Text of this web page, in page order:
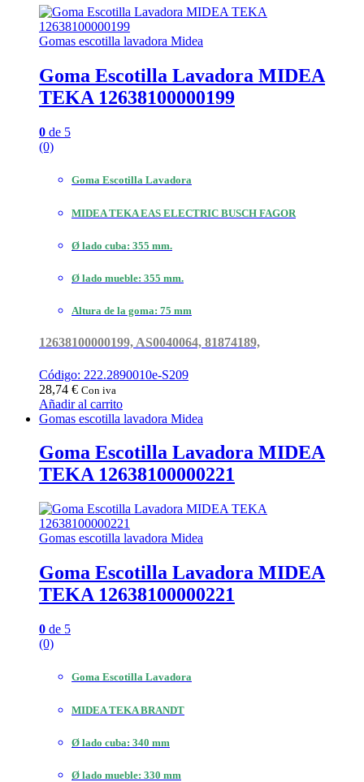
Gomas escotilla lavadora Midea
Goma Escotilla Lavadora MIDEA
TEKA 12638100000199
0 de 5
(0)
Goma Escotilla Lavadora
MIDEA TEKA EAS ELECTRIC BUSCH FAGOR
Ø lado cuba: 355 mm.
Ø lado mueble: 355 mm.
Altura de la goma: 75 mm
12638100000199, AS0040064, 81874189,
Código: 222.2890010e-S209
28,74 € Con iva
Añadir al carrito
Gomas escotilla lavadora Midea
Goma Escotilla Lavadora MIDEA
TEKA 12638100000221
Gomas escotilla lavadora Midea
Goma Escotilla Lavadora MIDEA
TEKA 12638100000221
0 de 5
(0)
Goma Escotilla Lavadora
MIDEA TEKA BRANDT
Ø lado cuba: 340 mm
Ø lado mueble: 330 mm